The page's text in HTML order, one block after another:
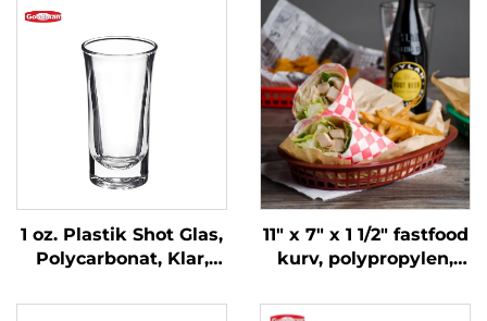
1 oz. Plastik Shot Glas,
Polycarbonat, Klar,
11" x 7" x 1 1/2" fastfood
kurv, polypropylen,